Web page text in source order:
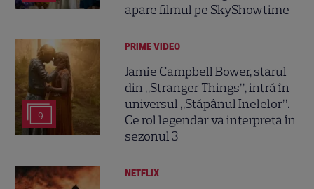
apare filmul pe SkyShowtime
9
PRIME VIDEO
Jamie Campbell Bower, starul
din „Stranger Things”, intră în
universul „Stăpânul Inelelor”.
Ce rol legendar va interpreta în
sezonul 3
NETFLIX